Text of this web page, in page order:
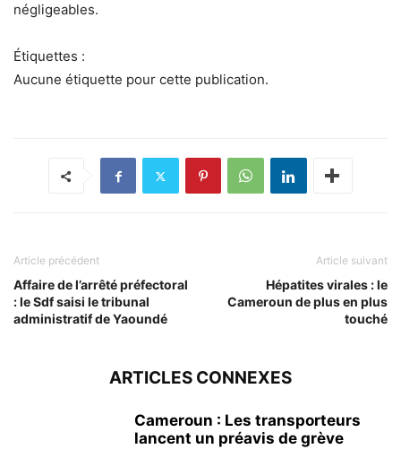
négligeables.
Étiquettes :
Aucune étiquette pour cette publication.
Article précédent
Affaire de l’arrêté préfectoral
: le Sdf saisi le tribunal
administratif de Yaoundé
Article suivant
Hépatites virales : le
Cameroun de plus en plus
touché
ARTICLES CONNEXES
Cameroun : Les transporteurs
lancent un préavis de grève